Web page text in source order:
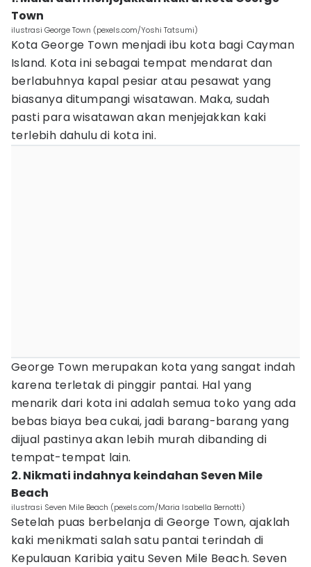
Town
ilustrasi George Town (pexels.com/Yoshi Tatsumi)
Kota George Town menjadi ibu kota bagi Cayman
Island. Kota ini sebagai tempat mendarat dan
berlabuhnya kapal pesiar atau pesawat yang
biasanya ditumpangi wisatawan. Maka, sudah
pasti para wisatawan akan menjejakkan kaki
terlebih dahulu di kota ini.
George Town merupakan kota yang sangat indah
karena terletak di pinggir pantai. Hal yang
menarik dari kota ini adalah semua toko yang ada
bebas biaya bea cukai, jadi barang-barang yang
dijual pastinya akan lebih murah dibanding di
tempat-tempat lain.
2. Nikmati indahnya keindahan Seven Mile
Beach
ilustrasi Seven Mile Beach (pexels.com/Maria Isabella Bernotti)
Setelah puas berbelanja di George Town, ajaklah
kaki menikmati salah satu pantai terindah di
Kepulauan Karibia yaitu Seven Mile Beach. Seven